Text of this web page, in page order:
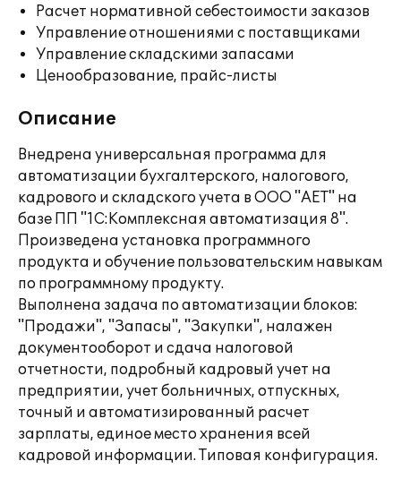
Расчет нормативной себестоимости заказов
Управление отношениями с поставщиками
Управление складскими запасами
Ценообразование, прайс-листы
Описание
Внедрена универсальная программа для
автоматизации бухгалтерского, налогового,
кадрового и складского учета в ООО "АЕТ" на
базе ПП "1С:Комплексная автоматизация 8".
Произведена установка программного
продукта и обучение пользовательским навыкам
по программному продукту.
Выполнена задача по автоматизации блоков:
"Продажи", "Запасы", "Закупки", налажен
документооборот и сдача налоговой
отчетности, подробный кадровый учет на
предприятии, учет больничных, отпускных,
точный и автоматизированный расчет
зарплаты, единое место хранения всей
кадровой информации. Типовая конфигурация.